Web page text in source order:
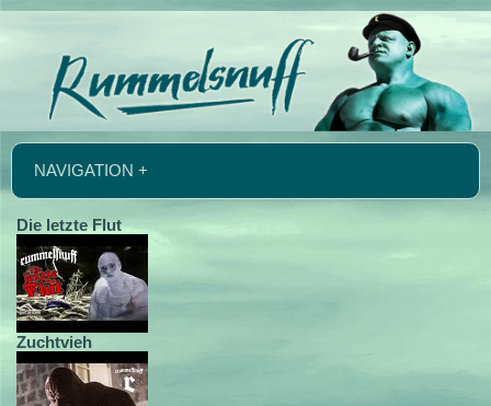
NAVIGATION +
Die letzte Flut
Zuchtvieh